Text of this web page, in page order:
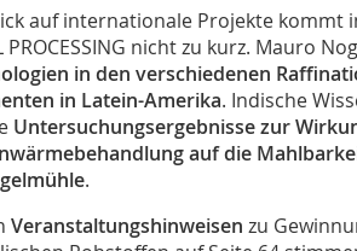
auf internationale Projekte kommt
PROCESSING nicht zu kurz. Mauro
in den verschiedenen
in Latein-Amerika. Indische
Untersuchungsergebnisse zur
auf die
.
Veranstaltungshinweisen zu